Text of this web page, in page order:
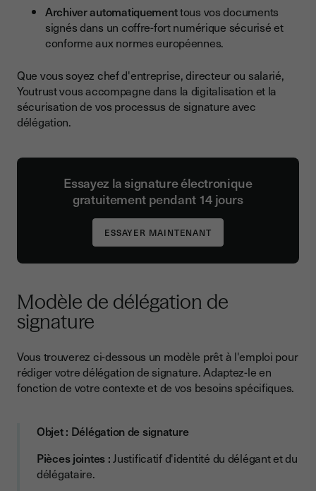
Archiver automatiquementtous vos documents
signés dans un coffre-fort numérique sécurisé et
conforme aux normes européennes.
Que vous soyez chef d'entreprise, directeur ou salarié,
Youtrust vous accompagne dans la digitalisation et la
sécurisation de vos processus de signature avec
délégation.
Essayez la signature électronique
gratuitement pendant 14 jours
Modèle de délégation de
signature
Vous trouverez ci-dessous un modèle prêt à l'emploi pour
rédiger votre délégation de signature. Adaptez-le en
fonction de votre contexte et de vos besoins spécifiques.
Objet : Délégation de signature
Pièces jointes :Justificatif d'identité du délégant et du
délégataire.